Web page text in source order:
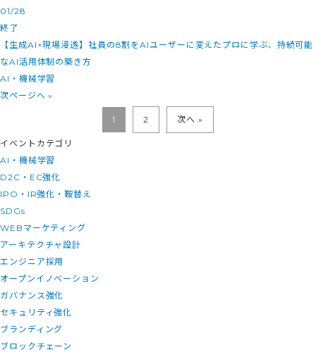
01/28
終了
【生成AI×現場浸透】社員の8割をAIユーザーに変えたプロに学ぶ、持続可能
なAI活用体制の築き方
AI・機械学習
次ページへ »
1 2 次へ »
イベントカテゴリ
AI・機械学習
D2C・EC強化
IPO・IR強化・鞍替え
SDGs
WEBマーケティング
アーキテクチャ設計
エンジニア採用
オープンイノベーション
ガバナンス強化
セキュリティ強化
ブランディング
ブロックチェーン